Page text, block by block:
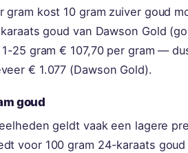
gram kost 10 gram zuiver goud
goud van Dawson Gold
25 gram € 107,70 per gram —
€ 1.077 (Dawson Gold).
goud
geldt vaak een lagere
voor 100 gram 24-karaats